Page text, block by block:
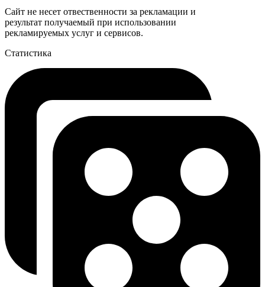
Сайт не несет отвественности за рекламации и
результат получаемый при использовании
рекламируемых услуг и сервисов.
Статистика